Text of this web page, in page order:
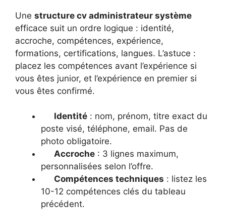
Une structure cv administrateur système
efficace suit un ordre logique : identité,
accroche, compétences, expérience,
formations, certifications, langues. L’astuce :
placez les compétences avant l’expérience si
vous êtes junior, et l’expérience en premier si
vous êtes confirmé.
Identité : nom, prénom, titre exact du
poste visé, téléphone, email. Pas de
photo obligatoire.
Accroche : 3 lignes maximum,
personnalisées selon l’offre.
Compétences techniques : listez les
10-12 compétences clés du tableau
précédent.